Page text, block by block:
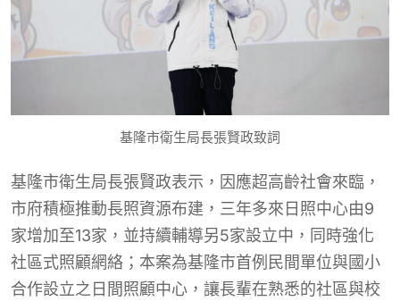
基隆市衛生局長張賢政致詞
基隆市衛生局長張賢政表示，因應超高齡社會來臨，
市府積極推動長照資源布建，三年多來日照中心由9
家增加至13家，並持續輔導另5家設立中，同時強化
社區式照顧網絡；本案為基隆市首例民間單位與國小
合作設立之日間照顧中心，讓長輩在熟悉的社區與校